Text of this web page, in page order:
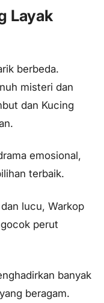
Layak
berbeda.
misteri dan
dan Kucing
emosional,
terbaik.
lucu, Warkop
perut
banyak
beragam.